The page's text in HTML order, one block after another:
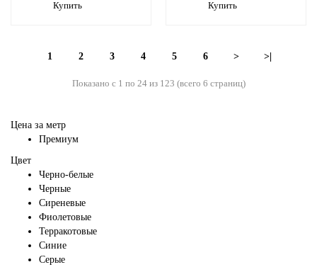
Купить Купить
1 2 3 4 5 6 > >|
Показано с 1 по 24 из 123 (всего 6 страниц)
Цена за метр
Премиум
Цвет
Черно-белые
Черные
Сиреневые
Фиолетовые
Терракотовые
Синие
Серые